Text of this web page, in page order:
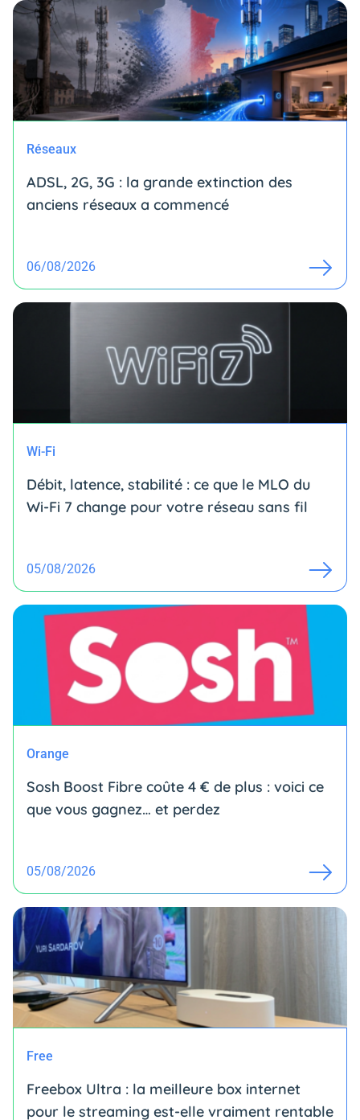
Réseaux
ADSL, 2G, 3G : la grande extinction des
anciens réseaux a commencé
06/08/2026
Wi-Fi
Débit, latence, stabilité : ce que le MLO du
Wi-Fi 7 change pour votre réseau sans fil
05/08/2026
Orange
Sosh Boost Fibre coûte 4 € de plus : voici ce
que vous gagnez… et perdez
05/08/2026
Free
Freebox Ultra : la meilleure box internet
pour le streaming est-elle vraiment rentable